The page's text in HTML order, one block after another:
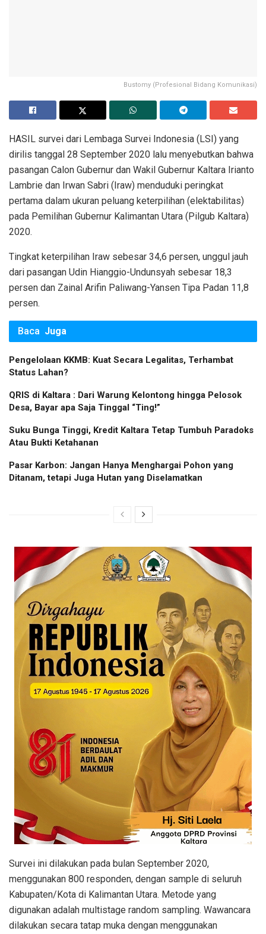
Bustomy (Profesional Bidang Komunikasi)
HASIL survei dari Lembaga Survei Indonesia (LSI) yang
dirilis tanggal 28 September 2020 lalu menyebutkan bahwa
pasangan Calon Gubernur dan Wakil Gubernur Kaltara Irianto
Lambrie dan Irwan Sabri (Iraw) menduduki peringkat
pertama dalam ukuran peluang keterpilihan (elektabilitas)
pada Pemilihan Gubernur Kalimantan Utara (Pilgub Kaltara)
2020.
Tingkat keterpilihan Iraw sebesar 34,6 persen, unggul jauh
dari pasangan Udin Hianggio-Undunsyah sebesar 18,3
persen dan Zainal Arifin Paliwang-Yansen Tipa Padan 11,8
persen.
Baca Juga
Pengelolaan KKMB: Kuat Secara Legalitas, Terhambat
Status Lahan?
QRIS di Kaltara : Dari Warung Kelontong hingga Pelosok
Desa, Bayar apa Saja Tinggal “Ting!”
Suku Bunga Tinggi, Kredit Kaltara Tetap Tumbuh Paradoks
Atau Bukti Ketahanan
Pasar Karbon: Jangan Hanya Menghargai Pohon yang
Ditanam, tetapi Juga Hutan yang Diselamatkan
Survei ini dilakukan pada bulan September 2020,
menggunakan 800 responden, dengan sample di seluruh
Kabupaten/Kota di Kalimantan Utara. Metode yang
digunakan adalah multistage random sampling. Wawancara
dilakukan secara tatap muka dengan menggunakan